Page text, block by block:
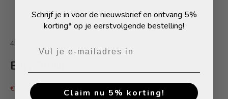
Naar artikel 1
Naar artikel 2
4PRESIDENT
Billy Blush
Aanbiedingsprijs
€11,67Normale prijs
€16,67
Schrijf je in voor de nieuwsbrief en ontvang 5%
korting* op je eerstvolgende bestelling!
Claim nu 5% korting!